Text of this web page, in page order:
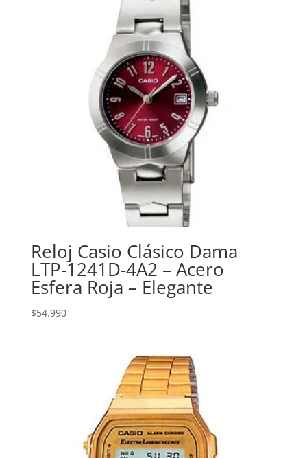
Reloj Casio Clásico Dama
LTP-1241D-4A2 – Acero
Esfera Roja – Elegante
$54.990